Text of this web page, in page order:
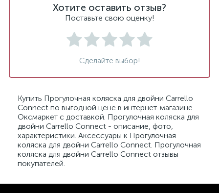
Хотите оставить отзыв?
Поставьте свою оценку!
Сделайте выбор!
Купить Прогулочная коляска для двойни Carrello
Connect по выгодной цене в интернет-магазине
Оксмаркет с доставкой. Прогулочная коляска для
двойни Carrello Connect - описание, фото,
характеристики. Аксессуары к Прогулочная
коляска для двойни Carrello Connect. Прогулочная
коляска для двойни Carrello Connect отзывы
покупателей.